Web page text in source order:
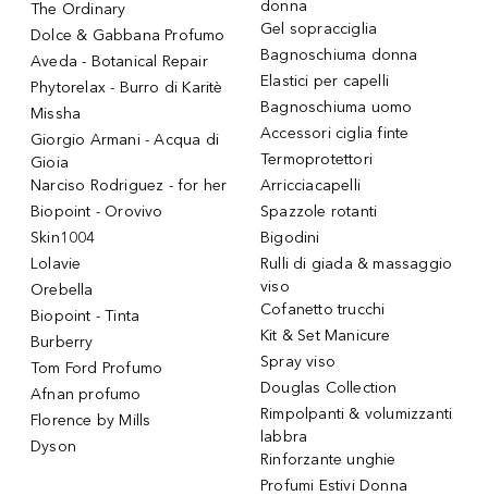
The Ordinary
Dolce & Gabbana Profumo
Aveda - Botanical Repair
Phytorelax - Burro di Karitè
Missha
Giorgio Armani - Acqua di
Gioia
Narciso Rodriguez - for her
Biopoint - Orovivo
Skin1004
Lolavie
Orebella
Biopoint - Tinta
Burberry
Tom Ford Profumo
Afnan profumo
Florence by Mills
Dyson
donna
Gel sopracciglia
Bagnoschiuma donna
Elastici per capelli
Bagnoschiuma uomo
Accessori ciglia finte
Termoprotettori
Arricciacapelli
Spazzole rotanti
Bigodini
Rulli di giada & massaggio
viso
Cofanetto trucchi
Kit & Set Manicure
Spray viso
Douglas Collection
Rimpolpanti & volumizzanti
labbra
Rinforzante unghie
Profumi Estivi Donna